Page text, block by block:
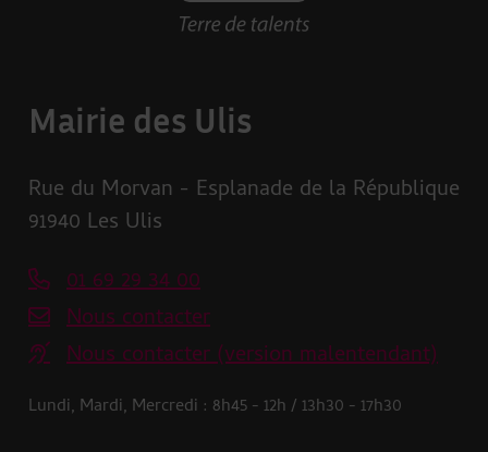
Mairie des Ulis
Rue du Morvan - Esplanade de la République
91940 Les Ulis
01 69 29 34 00
Nous contacter
Nous contacter (version malentendant)
Lundi, Mardi, Mercredi : 8h45 - 12h / 13h30 - 17h30